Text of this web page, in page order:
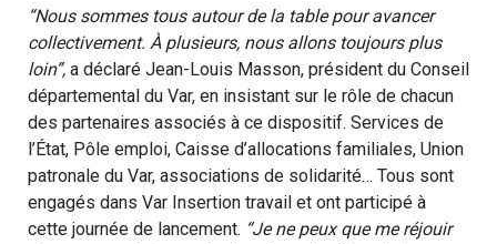
“Nous sommes tous autour de la table pour avancer
collectivement. À plusieurs, nous allons toujours plus
loin”, a déclaré Jean-Louis Masson, président du Conseil
départemental du Var, en insistant sur le rôle de chacun
des partenaires associés à ce dispositif. Services de
l’État, Pôle emploi, Caisse d’allocations familiales, Union
patronale du Var, associations de solidarité… Tous sont
engagés dans Var Insertion travail et ont participé à
cette journée de lancement. “Je ne peux que me réjouir